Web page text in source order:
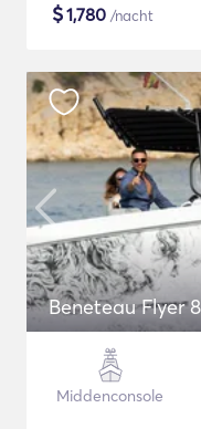
$1,780 /nacht
Beneteau Flyer
Middenconsole